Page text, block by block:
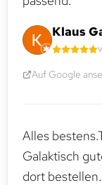
Klaus
Auf Google
Alles
Galaktisch
dort